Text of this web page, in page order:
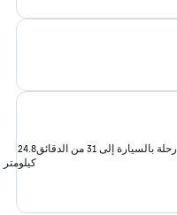
رحلة بالسيارة إلى 31 من الدقائق
24.8
كيلومتر